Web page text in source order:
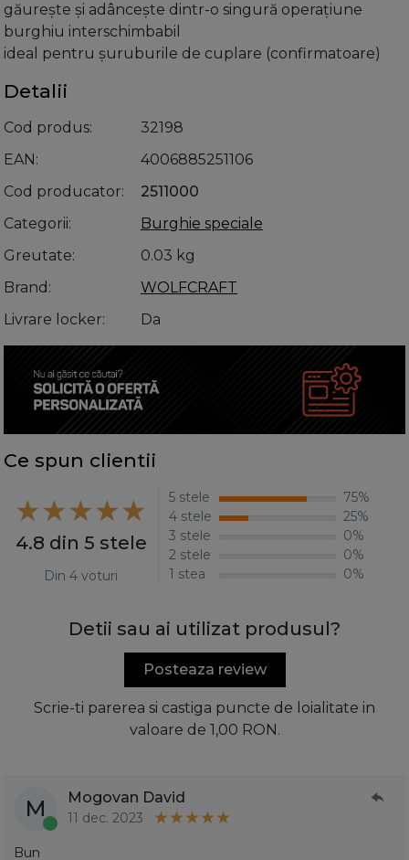
găurește și adâncește dintr-o singură operațiune
burghiu interschimbabil
ideal pentru șuruburile de cuplare (confirmatoare)
Detalii
Cod produs
32198
EAN
4006885251106
Cod producator
2511000
Categorii
Burghie speciale
Greutate
0.03 kg
Brand
WOLFCRAFT
Livrare locker
Da
Ce spun clientii
4.8 din 5 stele
Din 4 voturi
5 stele
75%
4 stele
25%
3 stele
0%
2 stele
0%
1 stea
0%
Detii sau ai utilizat produsul?
Posteaza review
Scrie-ti parerea si castiga puncte de loialitate in
valoare de 1,00 RON.
M Mogovan David
11 dec. 2023
Bun